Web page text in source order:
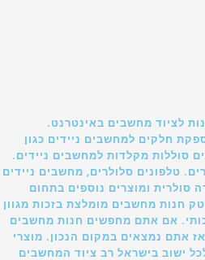
לציוד מחשבים באינטרנט.
חלקים למחשבים ניידים כגון
סוללות מקלדות למחשבים ניידים.
טלפונים סלולרים, מחשבים ניידים
סולרית ומוצרים נוספים בתחום
חנות מחשבים מומלצת בזכות מגוון
אם אתם מחפשים חנות מחשבים
אתם נמצאים במקום הנכון. מוצרי
ישוב בישראל רב ציוד המחשבים